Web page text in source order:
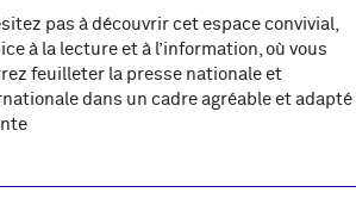
pas à découvrir cet espace convivial,
à la lecture et à l’information, où vous
feuilleter la presse nationale et
dans un cadre agréable et adapté